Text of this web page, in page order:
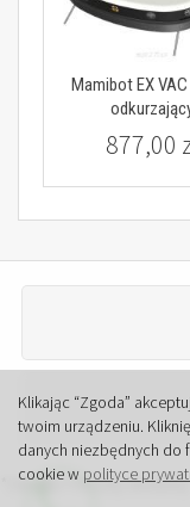
Mamibot EX
877,00
*) brutto +koszty dostawy
Klikając “Zgoda”
twoim urządzeniu.
danych niezbędnych do
cookie w polityce